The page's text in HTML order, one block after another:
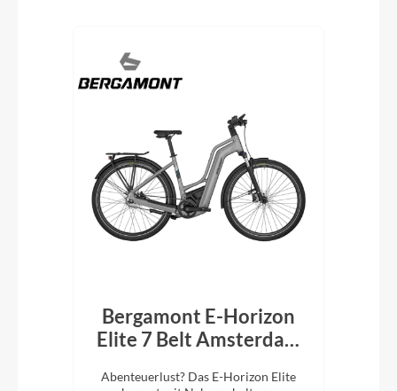
Bergamont E-Horizon
Elite 7 Belt Amsterdam
mortar grey
Abenteuerlust? Das E-Horizon Elite